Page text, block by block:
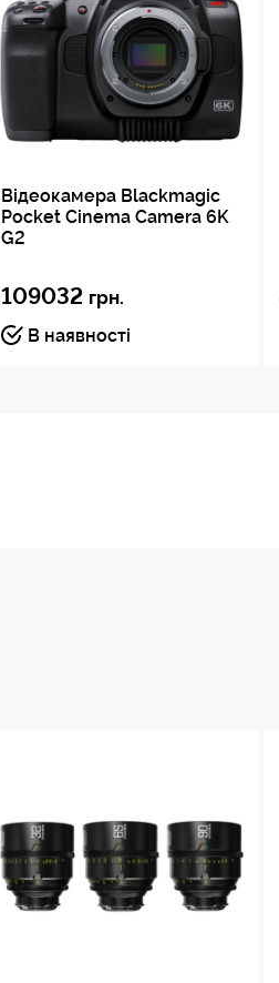
Відеокамера Blackmagic
Pocket Cinema Camera 6K
G2
109032 грн.
В наявності